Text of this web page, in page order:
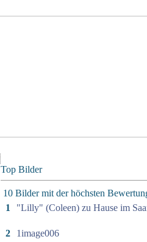
Top Bilder
10 Bilder mit der höchsten
1
"Lilly" (Coleen) zu Hause im
2
1image006